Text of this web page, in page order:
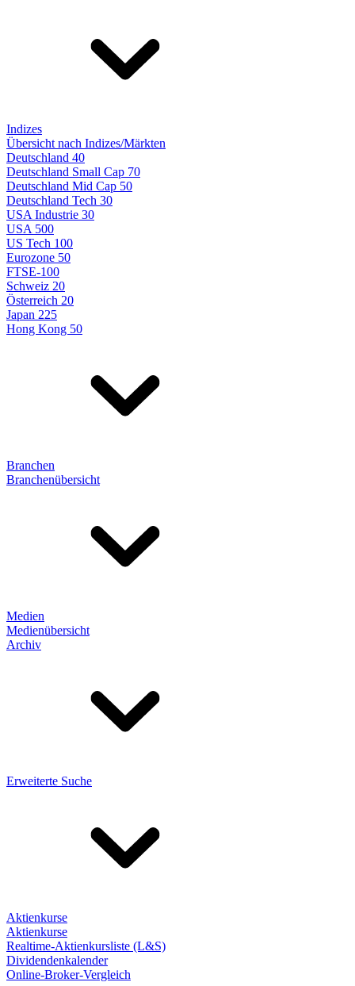
Indizes
Übersicht nach Indizes/Märkten
Deutschland 40
Deutschland Small Cap 70
Deutschland Mid Cap 50
Deutschland Tech 30
USA Industrie 30
USA 500
US Tech 100
Eurozone 50
FTSE-100
Schweiz 20
Österreich 20
Japan 225
Hong Kong 50
Branchen
Branchenübersicht
Medien
Medienübersicht
Archiv
Erweiterte Suche
Aktienkurse
Aktienkurse
Realtime-Aktienkursliste (L&S)
Dividendenkalender
Online-Broker-Vergleich